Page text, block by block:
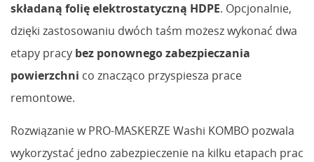
składaną folię elektrostatyczną HDPE. Opcjonalnie,
dzięki zastosowaniu dwóch taśm możesz wykonać dwa
etapy pracy bez ponownego zabezpieczania
powierzchni co znacząco przyspiesza prace
remontowe.
Rozwiązanie w PRO-MASKERZE Washi KOMBO pozwala
wykorzystać jedno zabezpieczenie na kilku etapach prac